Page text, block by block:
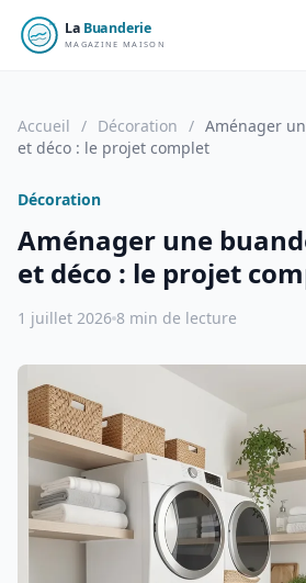
Accueil / Décoration / Aménager
et déco : le projet complet
Décoration
Aménager une
et déco : le projet
1 juillet 2026 8 min de lecture